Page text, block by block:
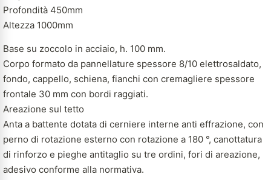
Profondità 450mm
Altezza 1000mm
Base su zoccolo in acciaio, h. 100 mm.
Corpo formato da pannellature spessore 8/10 elettrosaldato,
fondo, cappello, schiena, fianchi con cremagliere spessore
frontale 30 mm con bordi raggiati.
Areazione sul tetto
Anta a battente dotata di cerniere interne anti effrazione, con
perno di rotazione esterno con rotazione a 180 °, canottatura
di rinforzo e pieghe antitaglio su tre ordini, fori di areazione,
adesivo conforme alla normativa.